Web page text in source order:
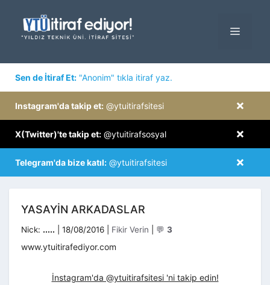
MENÜ
Sen de İtiraf Et: "Anonim" tıkla itiraf yaz.
×
Instagram'da takip et: @ytuitirafsitesi
×
X(Twitter)'te takip et: @ytuitirafsosyal
×
Telegram'da bize katıl: @ytuitirafsitesi
YASAYIN ARKADASLAR
Nick: ..... 18/08/2016 Kategoriler
Fikir Verin 💬 3
www.ytuitirafediyor.com
İnstagram'da @ytuitirafsitesi 'ni takip edin!